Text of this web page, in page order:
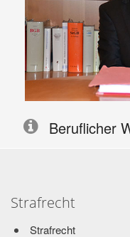
Beruflicher
1990 – 1992
Strafrecht
Strafrecht